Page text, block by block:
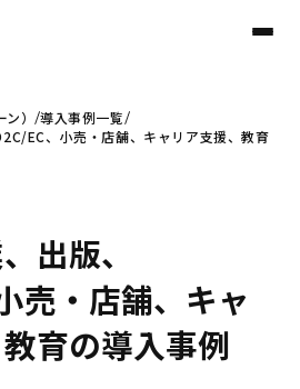
て
）
導入事例一覧
EC、小売・店舗、キャリア支援、教育
出版、
売・店舗、キャ
育の導入事例